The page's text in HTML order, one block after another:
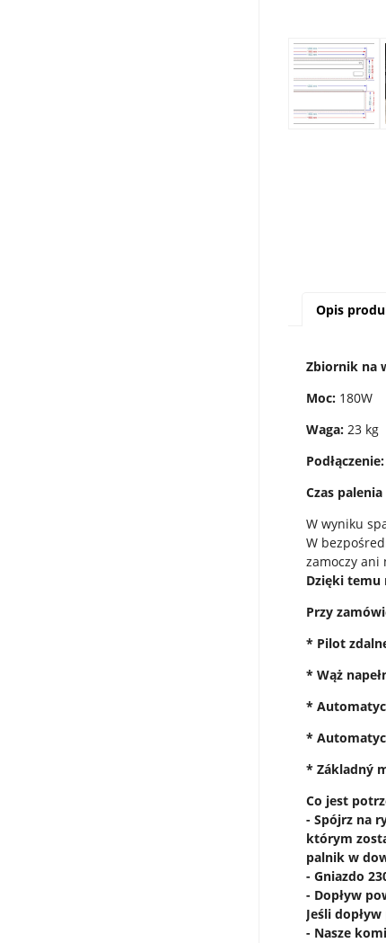
Opis
Zbiornik na
Moc:180W
Waga:23 kg
Podłączenie:
Czas palenia
W wyniku
W
zamoczy ani
Dzięki temu
Przy
* Pilot
* Wąż
*
*
* Základný
Co jest
- Spójrz na
którym
palnik w
- Gniazdo
- Dopływ
Jeśli
- Nasze